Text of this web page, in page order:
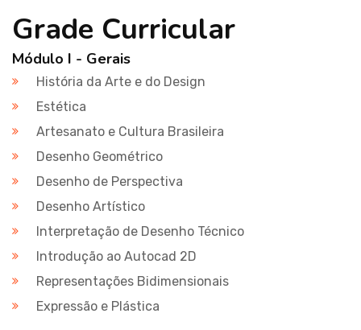
Grade Curricular
Módulo I - Gerais
História da Arte e do Design
Estética
Artesanato e Cultura Brasileira
Desenho Geométrico
Desenho de Perspectiva
Desenho Artístico
Interpretação de Desenho Técnico
Introdução ao Autocad 2D
Representações Bidimensionais
Expressão e Plástica